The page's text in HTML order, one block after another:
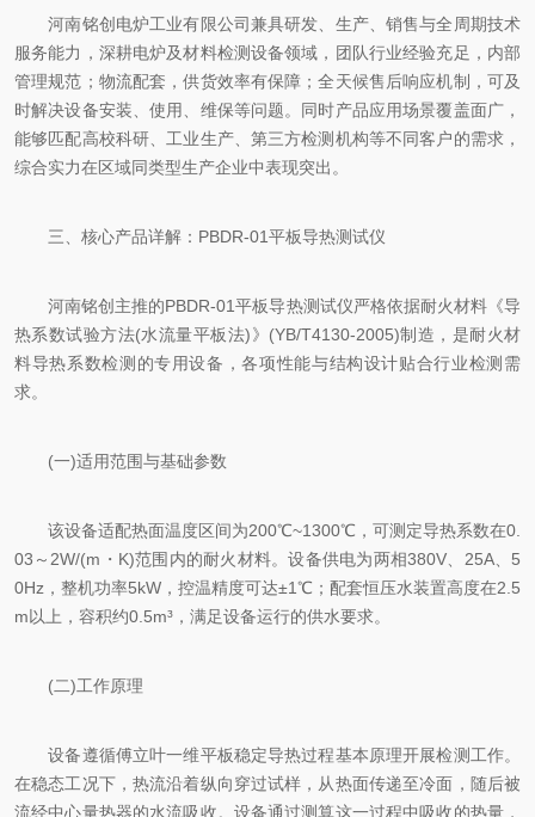
河南铭创电炉工业有限公司兼具研发、生产、销售与全周期技术
服务能力，深耕电炉及材料检测设备领域，团队行业经验充足，内部
管理规范；物流配套，供货效率有保障；全天候售后响应机制，可及
时解决设备安装、使用、维保等问题。同时产品应用场景覆盖面广，
能够匹配高校科研、工业生产、第三方检测机构等不同客户的需求，
综合实力在区域同类型生产企业中表现突出。
三、核心产品详解：PBDR-01平板导热测试仪
河南铭创主推的PBDR-01平板导热测试仪严格依据耐火材料《导
热系数试验方法(水流量平板法)》(YB/T4130-2005)制造，是耐火材
料导热系数检测的专用设备，各项性能与结构设计贴合行业检测需
求。
(一)适用范围与基础参数
该设备适配热面温度区间为200℃~1300℃，可测定导热系数在0.
03～2W/(m・K)范围内的耐火材料。设备供电为两相380V、25A、5
0Hz，整机功率5kW，控温精度可达±1℃；配套恒压水装置高度在2.5
m以上，容积约0.5m³，满足设备运行的供水要求。
(二)工作原理
设备遵循傅立叶一维平板稳定导热过程基本原理开展检测工作。
在稳态工况下，热流沿着纵向穿过试样，从热面传递至冷面，随后被
流经中心量热器的水流吸收。设备通过测算这一过程中吸收的热量，